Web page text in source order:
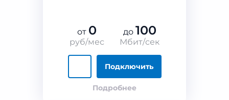
от 0
руб/мес
до 100
Мбит/сек
Подключить
Подробнее